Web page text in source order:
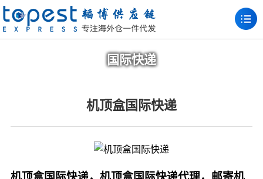
国际快递
机顶盒国际快递
机顶盒国际快递，机顶盒国际快递代理，邮寄机